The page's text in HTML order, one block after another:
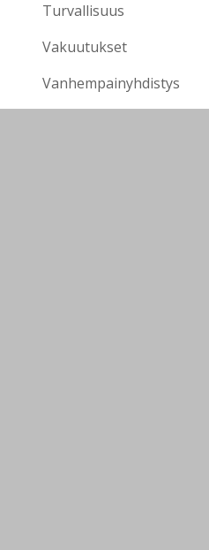
Turvallisuus
Vakuutukset
Vanhempainyhdistys